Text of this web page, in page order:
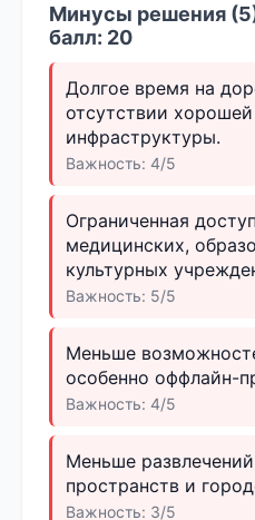
Минусы решения
балл: 20
Долгое время на
отсутствии
инфраструктуры.
Важность: 4/5
Ограниченная
медицинских,
культурных
Важность: 5/5
Меньше
особенно оффлайн-
Важность: 4/5
Меньше
пространств и
Важность: 3/5